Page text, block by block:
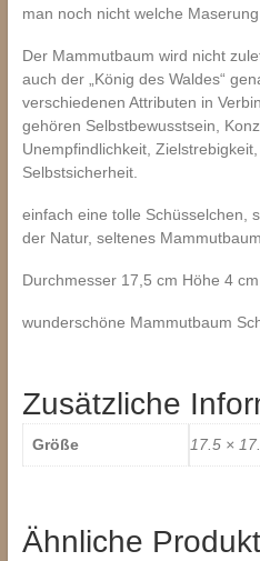
man noch nicht welche
Der Mammutbaum wird nicht
auch der „König des Waldes“
verschiedenen Attributen in
gehören Selbstbewusstsein,
Unempfindlichkeit,
Selbstsicherheit.
einfach eine tolle Schüsselchen,
der Natur, seltenes
Durchmesser 17,5 cm Höhe 4 cm
wunderschöne Mammutbaum
Zusätzliche
Größe 17.5 ×
Ähnliche